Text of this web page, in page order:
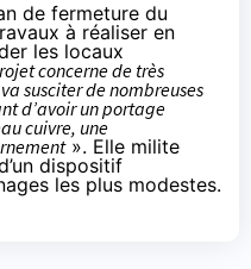
de fermeture du
à réaliser en
les locaux
concerne de très
susciter de nombreuses
d’avoir un portage
cuivre, une
». Elle milite
dispositif
les plus modestes.